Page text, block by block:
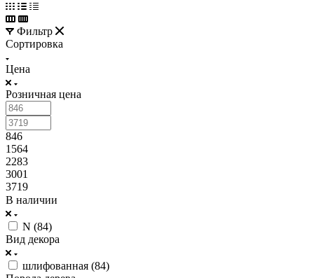
Фильтр
Сортировка
Цена
Розничная цена
846
1564
2283
3001
3719
В наличии
N (84)
Вид декора
шлифованная (84)